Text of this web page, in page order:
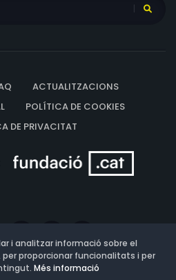
ACTUALITZACIONS
POLÍTICA DE COOKIES
DE PRIVACITAT
i analitzar informació sobre el
per proporcionar funcionalitats i per
Més informació